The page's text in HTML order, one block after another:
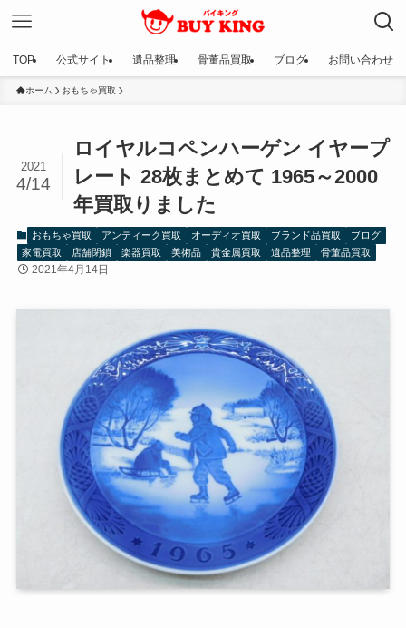
TOP 公式サイト 遺品整理 骨董品買取 ブログ お問い合わせ
ホーム おもちゃ買取
ロイヤルコペンハーゲン イヤープ
レート 28枚まとめて 1965～2000
年買取りました
2021
4/14
おもちゃ買取 アンティーク買取 オーディオ買取 ブランド品買取
ブログ
家電買取
店舗閉鎖 楽器買取 美術品 貴金属買取 遺品整理 骨董品買取
2021年4月14日